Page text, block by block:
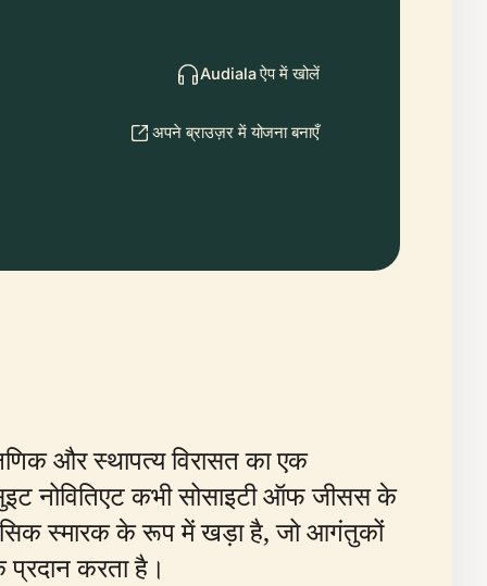
Audiala ऐप में खोलें
अपने ब्राउज़र में योजना बनाएँ
और स्थापत्य विरासत का एक
नोवितिएट कभी सोसाइटी ऑफ जीसस के
स्मारक के रूप में खड़ा है, जो आगंतुकों
करता है।